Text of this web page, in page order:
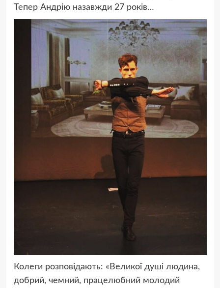
Тепер Андрію назавжди 27 років…
Колеги розповідають: «Великої душі людина,
добрий, чемний, працелюбний молодий